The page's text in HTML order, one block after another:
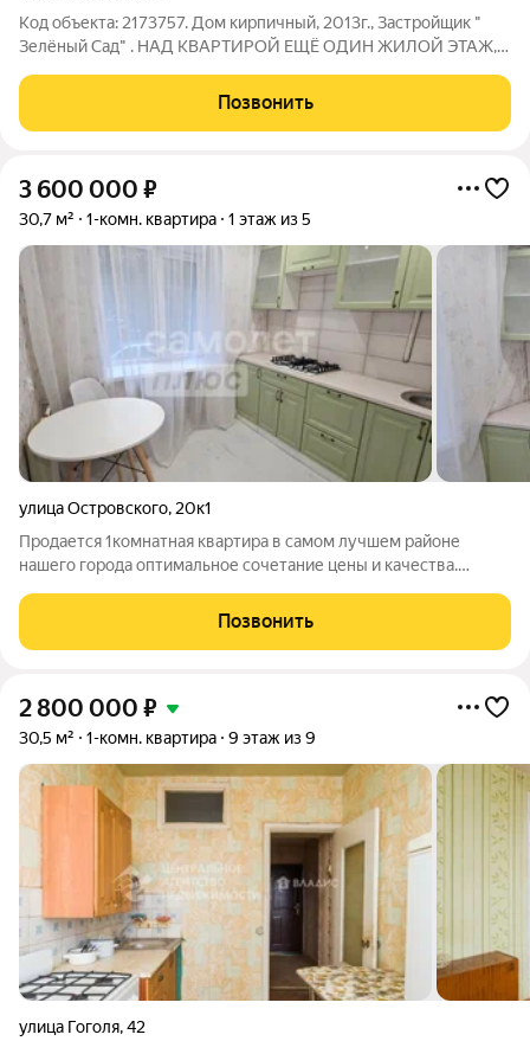
Код объекта: 2173757. Дом кирпичный, 2013г., Застройщик "
Зелёный Сад" . НАД КВАРТИРОЙ ЕЩЁ ОДИН ЖИЛОЙ ЭТАЖ, и
3, 7 кв.м.( с окном ПВХ и обшита деревом). Кухня 11м., Комната
20м., Санузел
Позвонить
3 600 000 ₽
30,7 м² 1-комн. квартира 1 этаж из 5
улица Островского, 20к1
Продается 1комнатная квартира в самом лучшем районе
нашего города оптимальное сочетание цены и качества.
частичной мебелью и техникой. Можно сразу заехать и жить
Дом расположен в районе с высокой
Позвонить
2 800 000 ₽
30,5 м² 1-комн. квартира 9 этаж из 9
улица Гоголя,42